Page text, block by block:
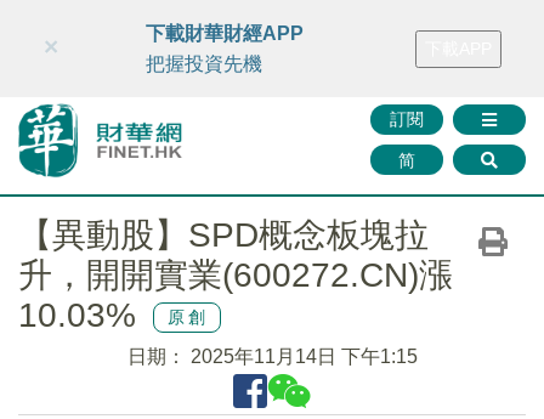
財華智庫網 FINTV FINMETA 財華證券 媒體矩陣
訂閱
简
×
下載財華財經APP
把握投資先機
【異動股】SPD概念板塊拉
升，開開實業(600272.CN)漲
10.03%
原創
日期： 2025年11月14日 下午1:15